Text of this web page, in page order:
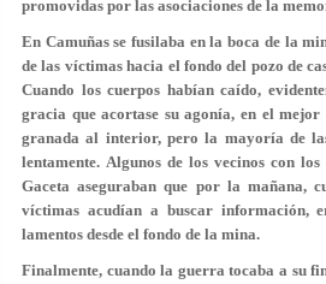
promovidas por las asociaciones de la
En Camuñas se fusilaba en la boca de la
de las víctimas hacia el fondo del pozo de
Cuando los cuerpos habían caído,
gracia que acortase su agonía, en el mejor
granada al interior, pero la mayoría de
lentamente. Algunos de los vecinos con
Gaceta aseguraban que por la mañana,
víctimas acudían a buscar información,
lamentos desde el fondo de la mina.
Finalmente, cuando la guerra tocaba a su